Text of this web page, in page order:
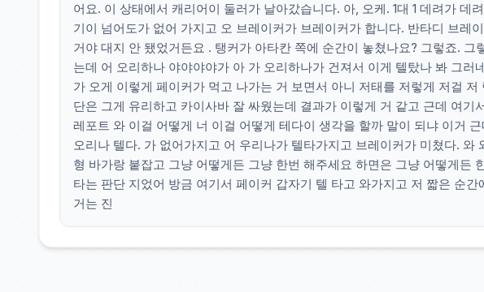
어요. 이 상태에서 캐리어이 둘러가 날아갔습니다. 아, 오케. 1대 1 데려가 데
기이 넘어도가 없어 가지고 오 브레이커가 브레이커가 합니다. 반타디 브레
거야 대지 안 됐었거든요 . 탱커가 아타칸 쪽에 순간이 놓쳤나요? 그렇죠.
는데 어 오리하나 야야야야가 아 가 오리하나가 건져서 이게 텔탔나 봐 그러
가 오게 이렇게 페이커가 먹고 나가는 거 보면서 아니 저태를 저렇게 저걸
단은 그게 유리하고 카이사바 잘 싸웠는데 결과가 이렇게 거 같고 근데 여기
레포트 와 이걸 어떻게 너 이걸 어떻게 테다이 생각을 할까 말이 되냐 이거
오리나 텔다. 가 없어가지고 어 우리나가 텔타가지고 브레이커가 미쳤다.
형 바가랑 붙잡고 그냥 어떻게든 그냥 한번 해주세요 하면은 그냥 어떻게든
타는 판단 지었어 방금 여기서 페이커 갑자기 텔 타고 와가지고 저 짧은 순
거는 진